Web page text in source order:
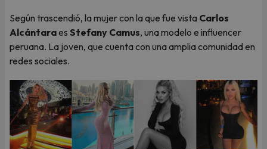
Según trascendió, la mujer con la que fue vista Carlos
Alcántaraes Stefany Camus, una modelo e influencer
peruana. La joven, que cuenta con una amplia comunidad en
redes sociales.